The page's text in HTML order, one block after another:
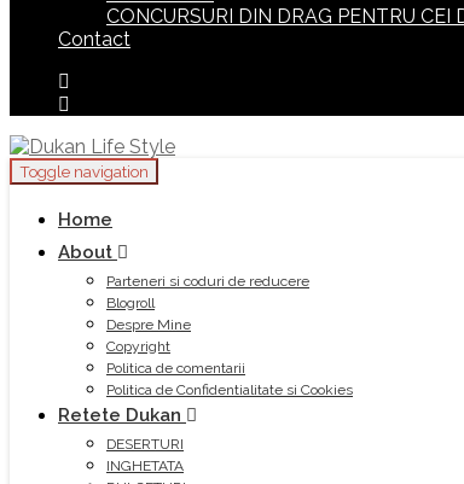
CONCURSURI DIN DRAG PENTRU CEI
Contact
Toggle navigation
Home
About
Parteneri si coduri de reducere
Blogroll
Despre Mine
Copyright
Politica de comentarii
Politica de Confidentialitate si Cookies
Retete Dukan
DESERTURI
INGHETATA